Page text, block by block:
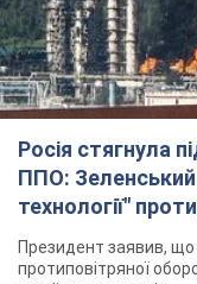
Президент заявив,
протиповітряної
українських ударів
5 часов назад 39,0 т.
Україна
ракет і багато
США
Держдеп вже